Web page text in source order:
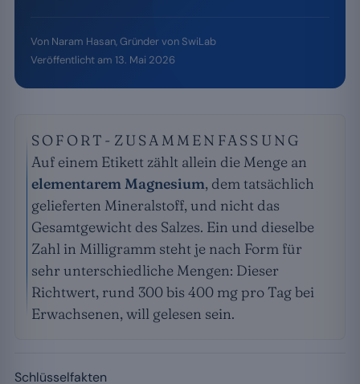
Von Naram Hasan, Gründer von SwiLab
Veröffentlicht am 13. Mai 2026
SOFORT-ZUSAMMENFASSUNG
Auf einem Etikett zählt allein die Menge an
elementarem Magnesium, dem tatsächlich
gelieferten Mineralstoff, und nicht das
Gesamtgewicht des Salzes. Ein und dieselbe
Zahl in Milligramm steht je nach Form für
sehr unterschiedliche Mengen: Dieser
Richtwert, rund 300 bis 400 mg pro Tag bei
Erwachsenen, will gelesen sein.
Schlüsselfakten